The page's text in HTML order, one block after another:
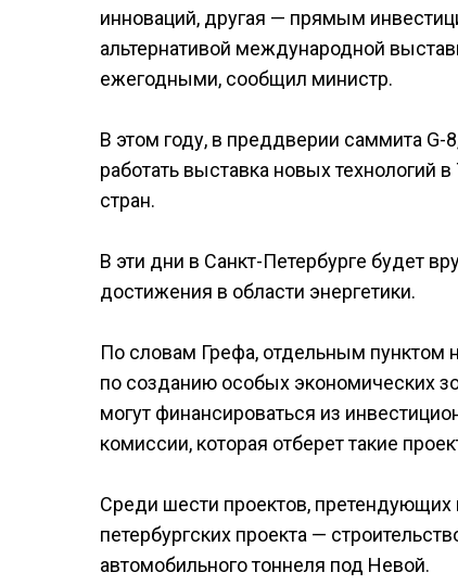
инноваций, другая — прямым
альтернативой международной
ежегодными, сообщил министр.
В этом году, в преддверии саммита
работать выставка новых
стран.
В эти дни в Санкт-Петербурге будет
достижения в области энергетики.
По словам Грефа, отдельным пунктом
по созданию особых экономических
могут финансироваться из
комиссии, которая отберет такие
Среди шести проектов,
петербургских проекта —
автомобильного тоннеля под Невой.